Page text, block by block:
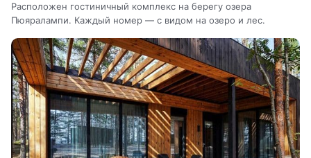
Расположен гостиничный комплекс на берегу озера
Пюяралампи. Каждый номер — с видом на озеро и лес.